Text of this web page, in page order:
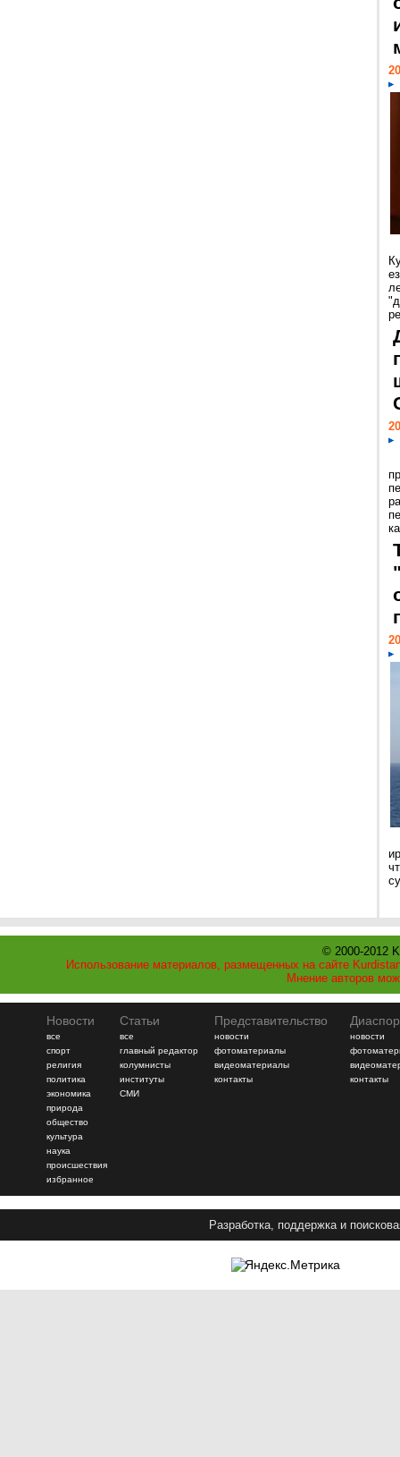
© 2000-2012
Использование материалов, размещенных на сайте
Мнение авторов
Новости
все
спорт
религия
политика
экономика
природа
общество
культура
наука
происшествия
избранное
Статьи
все
главный редактор
колумнисты
институты
СМИ
Представительство
новости
фотоматериалы
видеоматериалы
контакты
новости
контакты
Разработка, поддержка и